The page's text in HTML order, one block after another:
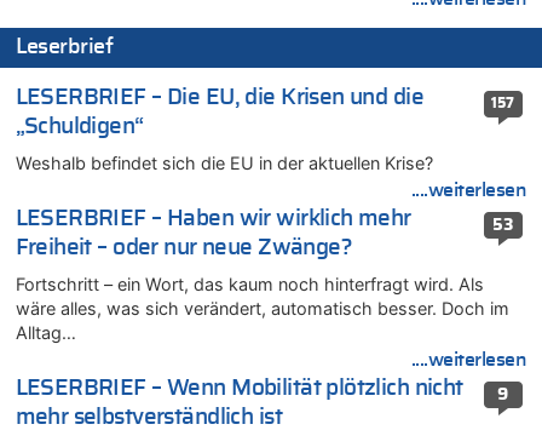
06.08.2026 - 12:13 von Hugo Egon Bernhard von Sinnen zu
Zweite Hitzewelle in diesem Sommer ist jetzt amtlich
06.08.2026 - 12:08 von Medium zu
Frau hörte Stimmen aus Haus des verstorbenen Nachbarn
06.08.2026 - 11:52 von Hubert F. zu
Zweite Hitzewelle in diesem Sommer ist jetzt amtlich
Zweite Hitzewelle in diesem Sommer ist jetzt amtlich
06.08.2026 - 11:42 von Willi Müller zu
Eschweiler: 16-Jähriger soll seine Oma ermordet haben
06.08.2026 - 11:35 von ne Hondsjong zu
Zweite Hitzewelle in diesem Sommer ist jetzt amtlich
06.08.2026 - 11:11 von Dax zu
Wie kam es zur Ceuta-Krise?
Leserbrief
157
LESERBRIEF – Die EU, die Krisen und die
„Schuldigen“
Weshalb befindet sich die EU in der aktuellen Krise?
....weiterlesen
53
LESERBRIEF – Haben wir wirklich mehr
Freiheit – oder nur neue Zwänge?
Fortschritt – ein Wort, das kaum noch hinterfragt wird. Als
wäre alles, was sich verändert, automatisch besser. Doch im
Alltag…
....weiterlesen
9
LESERBRIEF – Wenn Mobilität plötzlich nicht
mehr selbstverständlich ist